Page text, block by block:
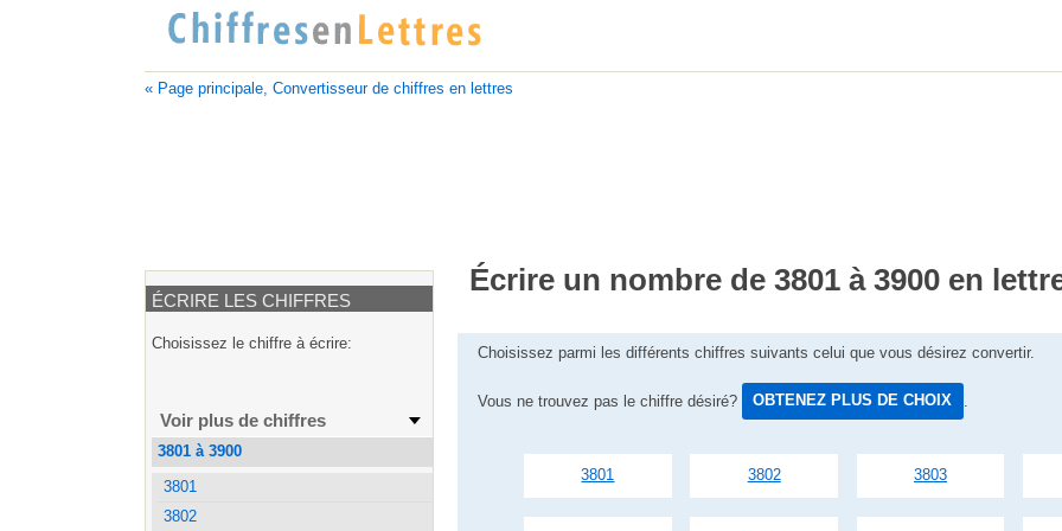
« Page principale, Convertisseur de chiffres en lettres
Écrire un nombre de 3801 à 3900 en
Choisissez parmi les différents chiffres suivants celui que vous désirez convertir.
Vous ne trouvez pas le chiffre désiré? OBTENEZ PLUS DE CHOIX
3801 3802 3803
ÉCRIRE LES CHIFFRES
Choisissez le chiffre à écrire:
Voir plus de chiffres
3801 à 3900
3801
3802